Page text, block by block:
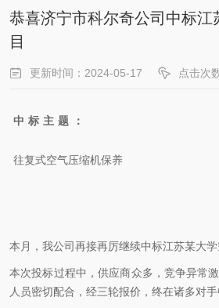
恭喜济宁市科尔奇公司中标江
目
更新时间：2024-05-17 点击次
中标主题：
往复式空气压缩机保养
本月，我公司再接再厉继续中标江苏某大学
本次投标过程中，供应商众多，竞争异常
人员密切配合，经三轮报价，终在诸多对手